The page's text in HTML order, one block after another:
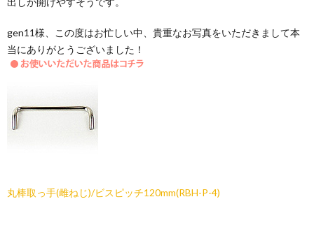
gen11様、この度はお忙しい中、貴重なお写真をいただきまして本
当にありがとうございました！
丸棒取っ手(雌ねじ)/ビスピッチ120mm(RBH-P-4)